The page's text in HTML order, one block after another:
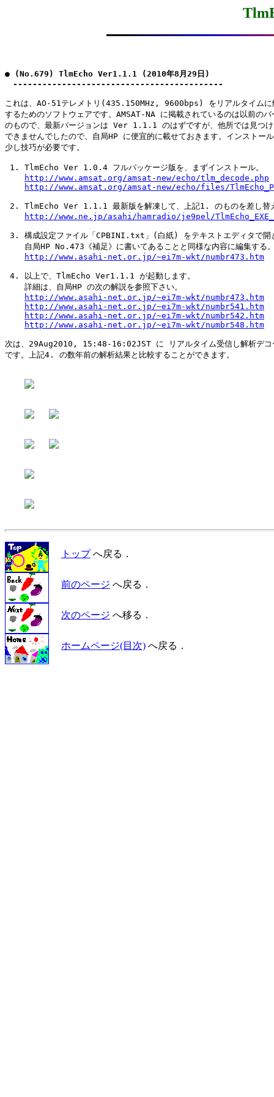
● (No.679) TlmEcho Ver1.1.1 (2010年8月29日)
-------------------------------------------
これは、AO-51テレメトリ(435.150MHz, 9600bps) をリアルタイムに
するためのソフトウェアです。AMSAT-NA に掲載されているのは以前のバ
のもので、最新バージョンは Ver 1.1.1 のはずですが、他所では見つけ
できませんでしたので、自局HP に便宜的に載せておきます。インストー
少し技巧が必要です。
1. TlmEcho Ver 1.0.4 フルパッケージ版を、まずインストール。
http://www.amsat.org/amsat-new/echo/tlm_decode.php
http://www.amsat.org/amsat-new/echo/files/
2. TlmEcho Ver 1.1.1 最新版を解凍して、上記1. のものを差し替
http://www.ne.jp/asahi/hamradio/je9pel/
3. 構成設定ファイル「CPBINI.txt」(白紙) をテキストエディタで開
自局HP No.473《補足》に書いてあることと同様な内容に編集する
http://www.asahi-net.or.jp/~ei7m-wkt/numbr473.htm
4. 以上で、TlmEcho Ver1.1.1 が起動します。
    詳細は、自局HP の次の解説を参照下さい。
http://www.asahi-net.or.jp/~ei7m-wkt/numbr473.htm
http://www.asahi-net.or.jp/~ei7m-wkt/numbr541.htm
http://www.asahi-net.or.jp/~ei7m-wkt/numbr542.htm
http://www.asahi-net.or.jp/~ei7m-wkt/numbr548.htm
次は、29Aug2010, 15:48-16:02JST に リアルタイム受信し解析デコ
です。上記4. の数年前の解析結果と比較することができます。
トップへ戻る．
前のページ へ戻る．
次のページ へ移る．
ホームページ(目次) へ戻る．